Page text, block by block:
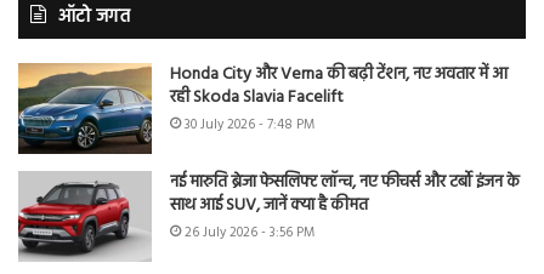
ऑटो जगत
Honda City और Verna की बढ़ी टेंशन, नए अवतार में आ
रही Skoda Slavia Facelift
30 July 2026 - 7:48 PM
नई मारुति ब्रेजा फेसलिफ्ट लॉन्च, नए फीचर्स और टर्बो इंजन के
साथ आई SUV, जानें क्या है कीमत
26 July 2026 - 3:56 PM